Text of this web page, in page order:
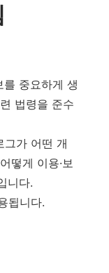
중요하게 생
법령을 준수
그가 어떤 개
떻게 이용·보
니다.
됩니다.